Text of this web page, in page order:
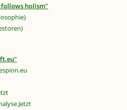
holism"